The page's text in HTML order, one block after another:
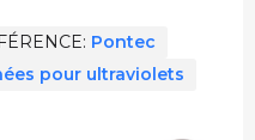
Pontec
pour ultraviolets